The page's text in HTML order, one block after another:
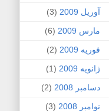
آوریل 2009
(3)
مارس 2009
(6)
فوریه 2009
(2)
ژانویه 2009
(1)
دسامبر 2008
(2)
نوامبر 2008
(3)